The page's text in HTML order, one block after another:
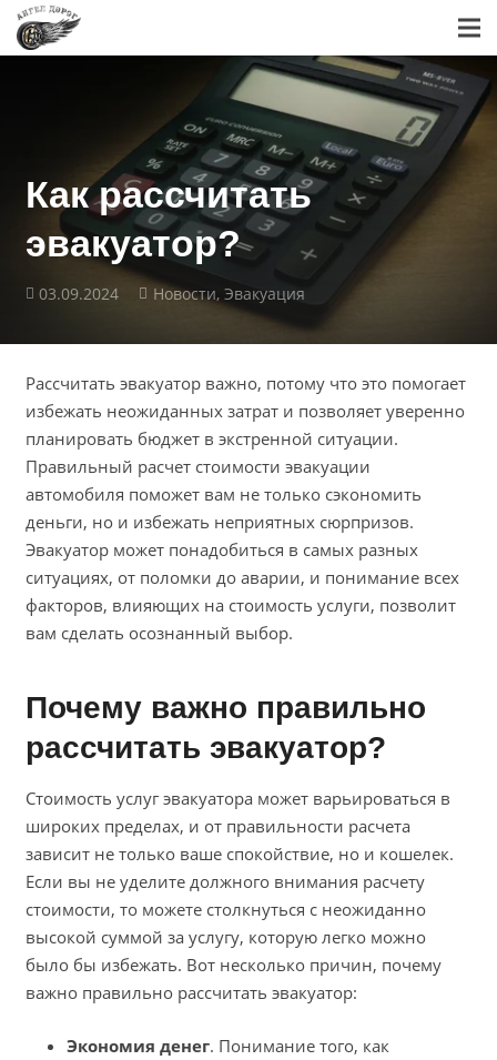
Как рассчитать
эвакуатор?
03.09.2024 Новости, Эвакуация
Рассчитать эвакуатор важно, потому что это помогает
избежать неожиданных затрат и позволяет уверенно
планировать бюджет в экстренной ситуации.
Правильный расчет стоимости эвакуации
автомобиля поможет вам не только сэкономить
деньги, но и избежать неприятных сюрпризов.
Эвакуатор может понадобиться в самых разных
ситуациях, от поломки до аварии, и понимание всех
факторов, влияющих на стоимость услуги, позволит
вам сделать осознанный выбор.
Почему важно правильно
рассчитать эвакуатор?
Стоимость услуг эвакуатора может варьироваться в
широких пределах, и от правильности расчета
зависит не только ваше спокойствие, но и кошелек.
Если вы не уделите должного внимания расчету
стоимости, то можете столкнуться с неожиданно
высокой суммой за услугу, которую легко можно
было бы избежать. Вот несколько причин, почему
важно правильно рассчитать эвакуатор:
Экономия денег. Понимание того, как